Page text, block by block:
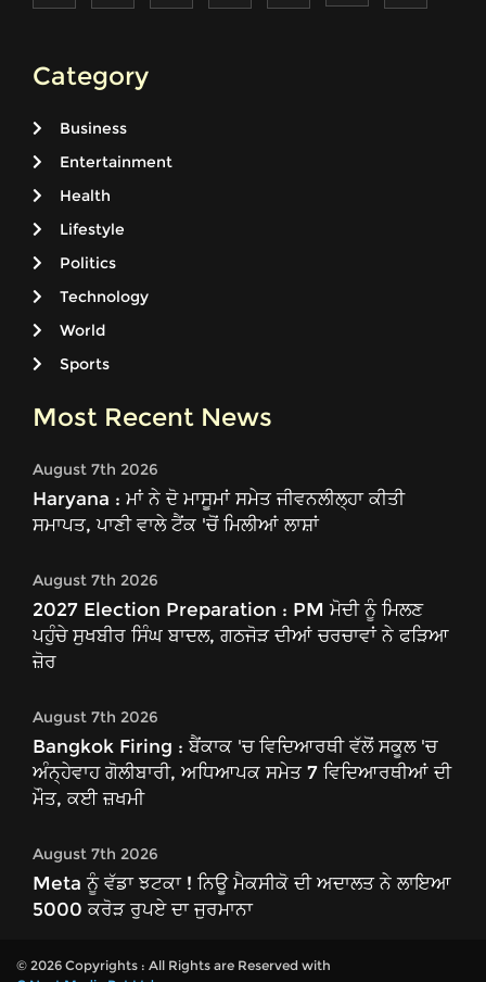
Category
Business
Entertainment
Health
Lifestyle
Politics
Technology
World
Sports
Most Recent News
August 7th 2026
Haryana : ਮਾਂ ਨੇ ਦੋ ਮਾਸੂਮਾਂ ਸਮੇਤ ਜੀਵਨਲੀਲ੍ਹਾ ਕੀਤੀ
ਸਮਾਪਤ, ਪਾਣੀ ਵਾਲੇ ਟੈਂਕ 'ਚੋਂ ਮਿਲੀਆਂ ਲਾਸ਼ਾਂ
August 7th 2026
2027 Election Preparation : PM ਮੋਦੀ ਨੂੰ ਮਿਲਣ
ਪਹੁੰਚੇ ਸੁਖਬੀਰ ਸਿੰਘ ਬਾਦਲ, ਗਠਜੋੜ ਦੀਆਂ ਚਰਚਾਵਾਂ ਨੇ ਫੜਿਆ
ਜ਼ੋਰ
August 7th 2026
Bangkok Firing : ਬੈਂਕਾਕ 'ਚ ਵਿਦਿਆਰਥੀ ਵੱਲੋਂ ਸਕੂਲ 'ਚ
ਅੰਨ੍ਹੇਵਾਹ ਗੋਲੀਬਾਰੀ, ਅਧਿਆਪਕ ਸਮੇਤ 7 ਵਿਦਿਆਰਥੀਆਂ ਦੀ
ਮੌਤ, ਕਈ ਜ਼ਖਮੀ
August 7th 2026
Meta ਨੂੰ ਵੱਡਾ ਝਟਕਾ ! ਨਿਊ ਮੈਕਸੀਕੋ ਦੀ ਅਦਾਲਤ ਨੇ ਲਾਇਆ
5000 ਕਰੋੜ ਰੁਪਏ ਦਾ ਜੁਰਮਾਨਾ
© 2026 Copyrights : All Rights are Reserved with